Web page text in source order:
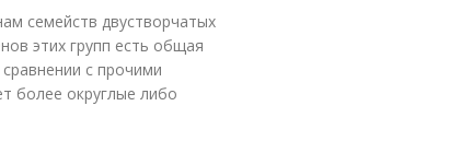
семейств двустворчатых
этих групп есть общая
с прочими
более округлые либо